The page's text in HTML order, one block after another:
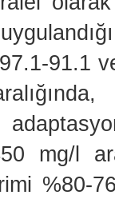
91.1
mg/l
%80-